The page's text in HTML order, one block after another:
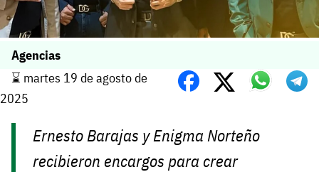
Agencias
⌛️ martes 19 de agosto de
2025
Ernesto Barajas y Enigma Norteño
recibieron encargos para crear